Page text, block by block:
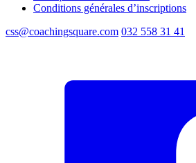
Conditions générales d’inscriptions
css@coachingsquare.com 032 558 31 41